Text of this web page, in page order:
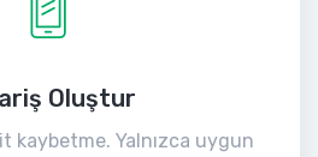
Oluştur
kaybetme. Yalnızca uygun